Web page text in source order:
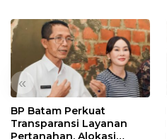
«
BP Batam Perkuat
Transparansi Layanan
Pertanahan, Alokasi